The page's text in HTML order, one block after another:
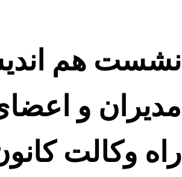
نشست هم
مدیران و
راه وکالت